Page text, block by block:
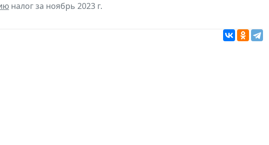
налог за ноябрь 2023 г.